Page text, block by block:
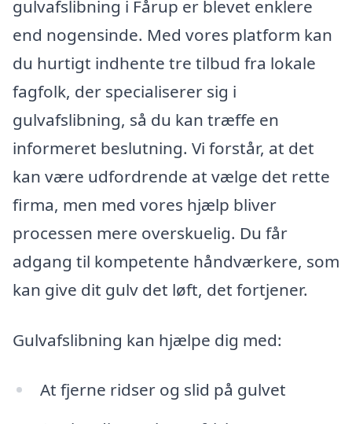
gulvafslibning i Fårup er blevet enklere
end nogensinde. Med vores platform kan
du hurtigt indhente tre tilbud fra lokale
fagfolk, der specialiserer sig i
gulvafslibning, så du kan træffe en
informeret beslutning. Vi forstår, at det
kan være udfordrende at vælge det rette
firma, men med vores hjælp bliver
processen mere overskuelig. Du får
adgang til kompetente håndværkere, som
kan give dit gulv det løft, det fortjener.
Gulvafslibning kan hjælpe dig med:
At fjerne ridser og slid på gulvet